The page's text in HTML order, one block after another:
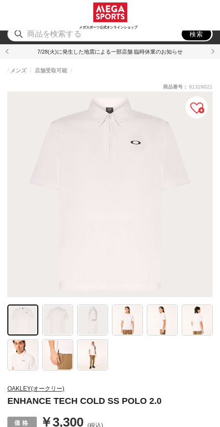
メガスポーツ公式オンラインショップ
アウトドア
検索
7/28(火)に発生した地震による一部店舗 臨時休業のお知らせ
OAKLEY(オークリー)
ENHANCE TECH COLD SS POLO 2.0
メンズ 店舗受取可能
￥3,300 (税込)
商品番号： 81329021